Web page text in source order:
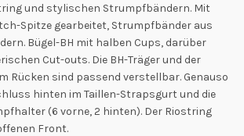
und stylischen Strumpfbändern. Mit
Spitze gearbeitet, Strumpfbänder aus
Bügel-BH mit halben Cups, darüber
Cut-outs. Die BH-Träger und der
Rücken sind passend verstellbar. Genauso
hinten im Taillen-Strapsgurt und die
(6 vorne, 2 hinten). Der Riostring
Front.